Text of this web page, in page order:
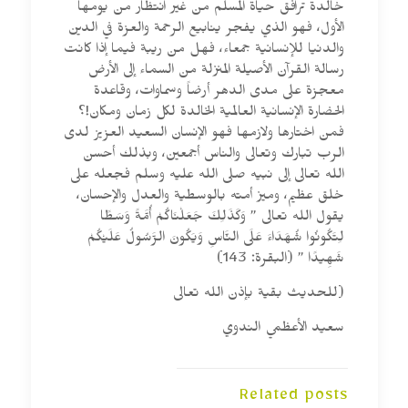
خالدة ترافق حياة المسلم من غير انتظار من يومها
الأول، فهو الذي يفجر ينابيع الرحمة والعزة في الدين
والدنيا للإنسانية جمعاء، فهل من ريبة فيما إذا كانت
رسالة القرآن الأصيلة المنزلة من السماء إلى الأرض
معجزة على مدى الدهر أرضاً وسماوات، وقاعدة
الحضارة الإنسانية العالمية الخالدة لكل زمان ومكان!؟
فمن اختارها ولازمها فهو الإنسان السعيد العزيز لدى
الرب تبارك وتعالى والناس أجمعين، وبذلك أحسن
الله تعالى إلى نبيه صلى الله عليه وسلم فجعله على
خلق عظيم، وميز أمته بالوسطية والعدل والإحسان،
يقول الله تعالى ” وَكَذَلِكَ جَعَلْنَاكُمْ أُمَّةً وَسَطًا
لِتَكُونُوا شُهَدَاءَ عَلَى النَّاسِ وَيَكُونَ الرَّسُولُ عَلَيْكُمْ
شَهِيدًا ” (البقرة: 143)
(للحديث بقية بإذن الله تعالى
سعيد الأعظمي الندوي
Related posts